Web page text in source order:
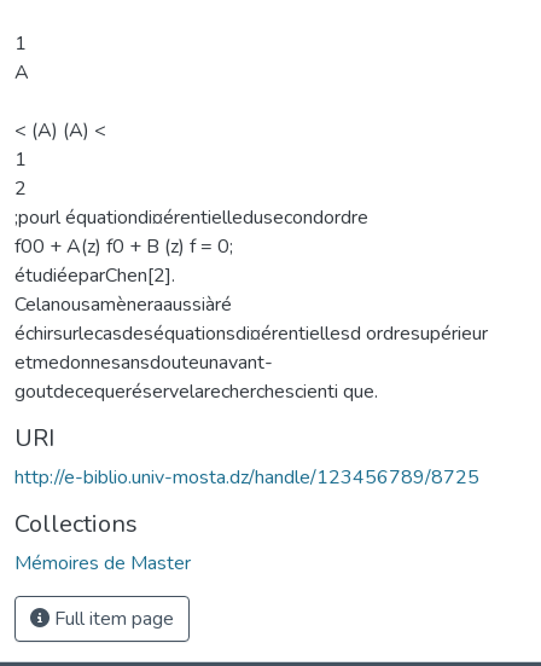
1
A
< (A) (A) <
1
2
;pourl équationdi¤érentielledusecondordre
f00 + A(z) f0 + B (z) f = 0;
étudiéeparChen[2].
Celanousamèneraaussiàré
échirsurlecasdeséquationsdi¤érentiellesd ordresupérieur
etmedonnesansdouteunavant-
goutdecequeréservelarecherchescienti que.
URI
http://e-biblio.univ-mosta.dz/handle/123456789/8725
Collections
Mémoires de Master
Full item page